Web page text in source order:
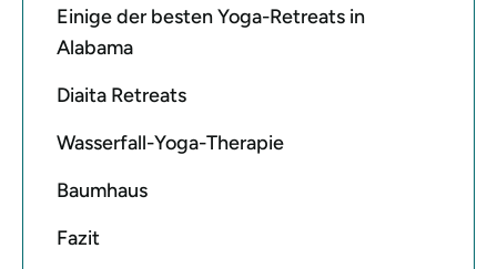
Einige der besten Yoga-Retreats in
Alabama
Diaita Retreats
Wasserfall-Yoga-Therapie
Baumhaus
Fazit